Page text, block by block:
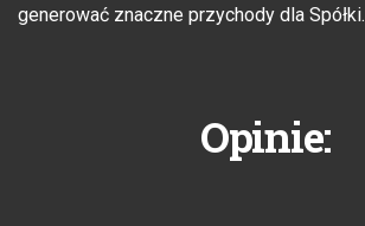
generować znaczne przychody dla Spółki.
Opinie: